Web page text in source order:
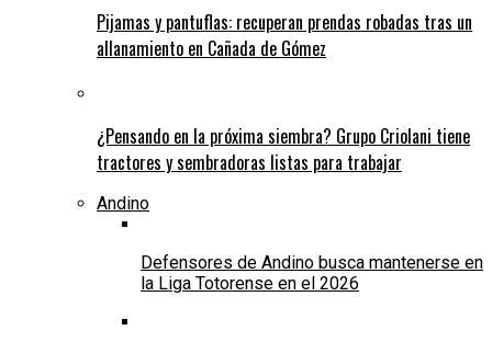
Pijamas y pantuflas: recuperan prendas robadas tras un
allanamiento en Cañada de Gómez
¿Pensando en la próxima siembra? Grupo Criolani tiene
tractores y sembradoras listas para trabajar
Andino
Defensores de Andino busca mantenerse en
la Liga Totorense en el 2026